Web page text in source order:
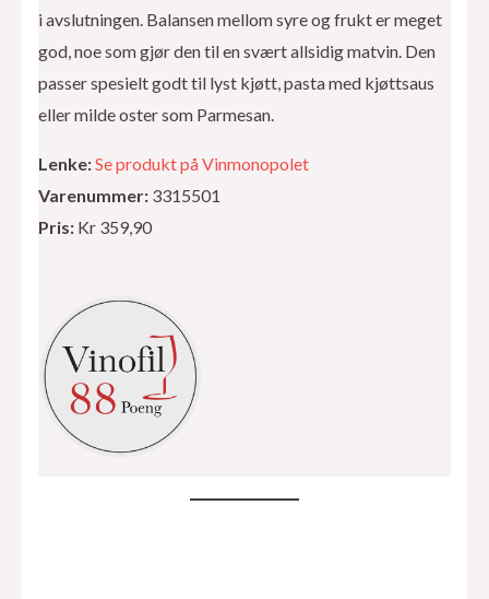
i avslutningen. Balansen mellom syre og frukt er meget
god, noe som gjør den til en svært allsidig matvin. Den
passer spesielt godt til lyst kjøtt, pasta med kjøttsaus
eller milde oster som Parmesan.
Lenke:Se produkt på Vinmonopolet
Varenummer: 3315501
Pris: Kr 359,90